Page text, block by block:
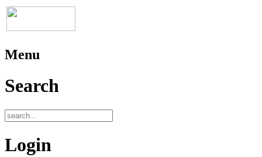
Menu
Search
Login